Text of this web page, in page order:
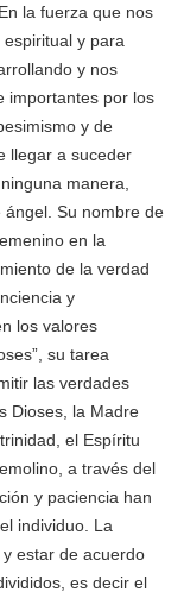
la fuerza que nos
y para
y nos
importantes por los
y de
llegar a suceder
manera,
Su nombre de
en la
de la verdad
y
los valores
su tarea
las verdades
Dioses, la Madre
el Espíritu
a través del
y paciencia han
individuo. La
estar de acuerdo
es decir el